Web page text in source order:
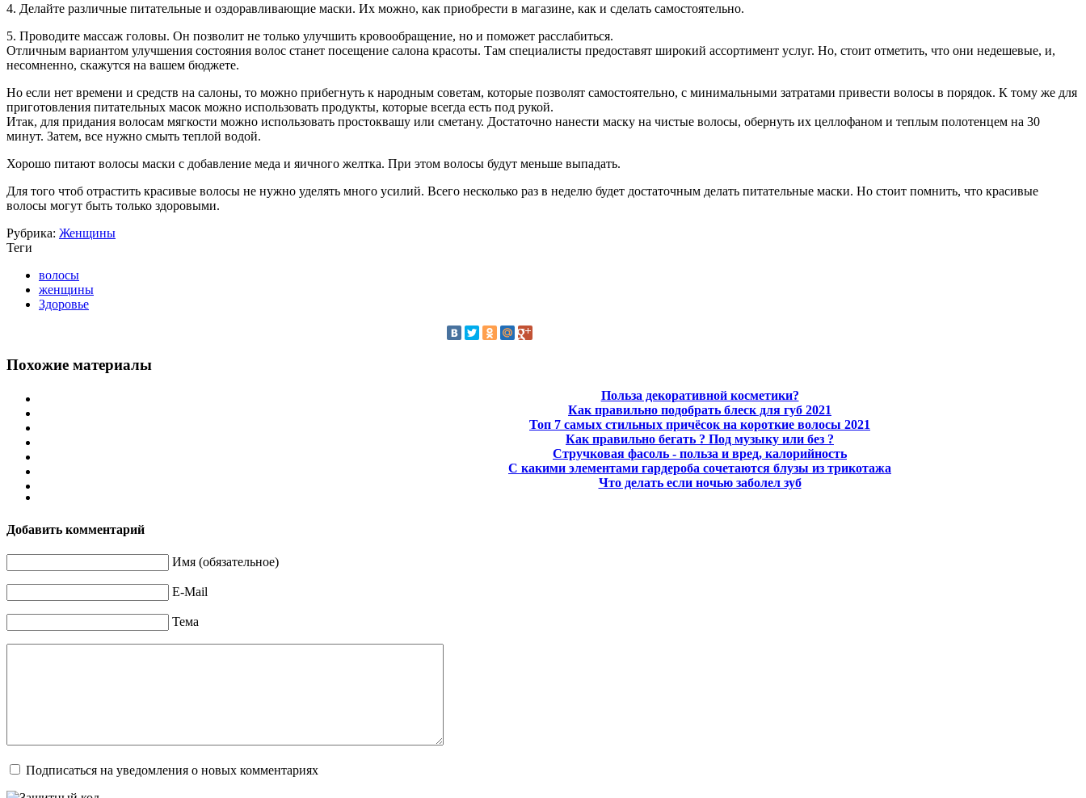
4. Делайте различные питательные и оздоравливающие маски. Их можно, как приобрести в магазине, как и сделать самостоятельно.
5. Проводите массаж головы. Он позволит не только улучшить кровообращение, но и поможет расслабиться.
Отличным вариантом улучшения состояния волос станет посещение салона красоты. Там специалисты предоставят широкий ассортимент услуг. Но, стоит отметить, что они недешевые, и,
несомненно, скажутся на вашем бюджете.
Но если нет времени и средств на салоны, то можно прибегнуть к народным советам, которые позволят самостоятельно, с минимальными затратами привести волосы в порядок. К тому же для
приготовления питательных масок можно использовать продукты, которые всегда есть под рукой.
Итак, для придания волосам мягкости можно использовать простоквашу или сметану. Достаточно нанести маску на чистые волосы, обернуть их целлофаном и теплым полотенцем на 30
минут. Затем, все нужно смыть теплой водой.
Хорошо питают волосы маски с добавление меда и яичного желтка. При этом волосы будут меньше выпадать.
Для того чтоб отрастить красивые волосы не нужно уделять много усилий. Всего несколько раз в неделю будет достаточным делать питательные маски. Но стоит помнить, что красивые
волосы могут быть только здоровыми.
Рубрика: Женщины
Теги
волосы
женщины
Здоровье
Похожие материалы
Польза декоративной косметики?
Как правильно подобрать блеск для губ 2021
Топ 7 самых стильных причёсок на короткие волосы 2021
Как правильно бегать ? Под музыку или без ?
Стручковая фасоль - польза и вред, калорийность
С какими элементами гардероба сочетаются блузы из трикотажа
Что делать если ночью заболел зуб
Добавить комментарий
Имя (обязательное)
E-Mail
Тема
Подписаться на уведомления о новых комментариях